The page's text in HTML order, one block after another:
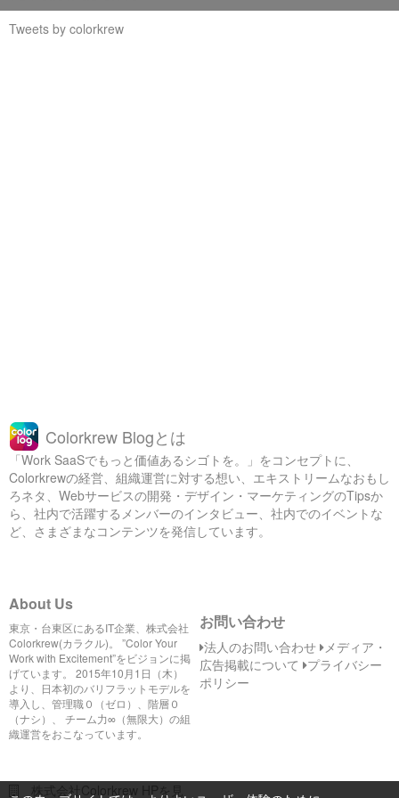
Tweets by colorkrew
Colorkrew Blogとは
「Work SaaSでもっと価値あるシゴトを。」をコンセプトに、
Colorkrewの経営、組織運営に対する想い、エキストリームなおもし
ろネタ、Webサービスの開発・デザイン・マーケティングのTipsか
ら、社内で活躍するメンバーのインタビュー、社内でのイベントな
ど、さまざまなコンテンツを発信しています。
About Us
東京・台東区にあるIT企業、株式会社
Colorkrew(カラクル)。 ”Color Your
Work with Excitement”をビジョンに掲
げています。 2015年10月1日（木）
より、日本初のバリフラットモデルを
導入し、管理職０（ゼロ）、階層０
（ナシ）、 チーム力∞（無限大）の組
織運営をおこなっています。
株式会社Colorkrew HPを見
お問い合わせ
法人のお問い合わせ メディア・
広告掲載について プライバシー
ポリシー